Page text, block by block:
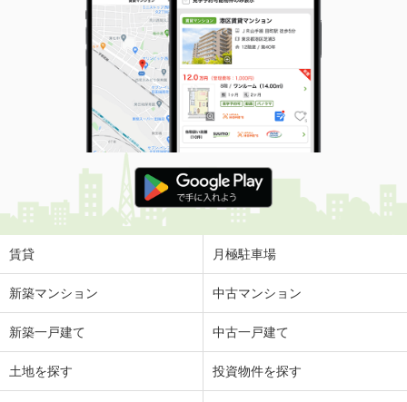
賃貸 月極駐車場
新築マンション 中古マンション
新築一戸建て 中古一戸建て
土地を探す 投資物件を探す